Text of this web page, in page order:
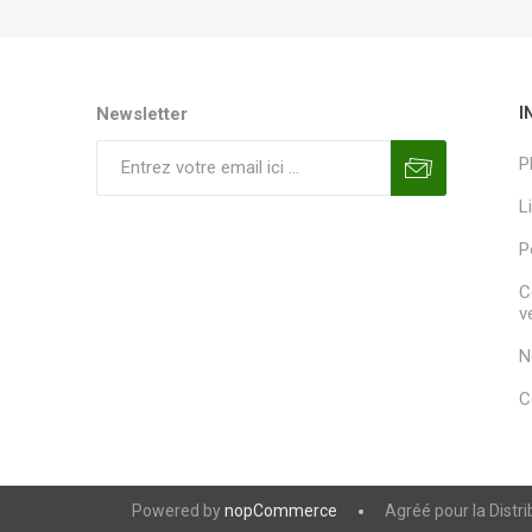
Newsletter
Powered bynopCommerce Agréé pour la